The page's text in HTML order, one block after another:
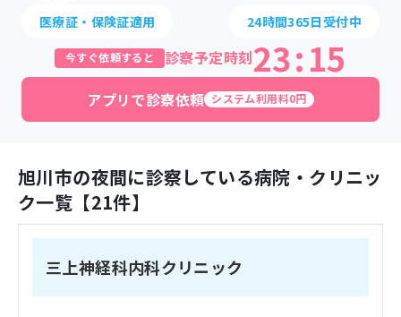
医療証・保険証適用 24時間365日受付中
今すぐ依頼すると 診察予定時刻23:15
アプリで診察依頼 システム利用料0円
旭川市の夜間に診察している病院・クリニッ
ク一覧【21件】
三上神経科内科クリニック